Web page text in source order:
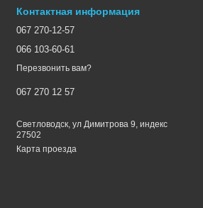
Контактная информация
067 270-12-57
066 103-60-61
Перезвонить вам?
067 270 12 57
Светловодск, ул Димитрова 9, индекс
27502
Карта проезда